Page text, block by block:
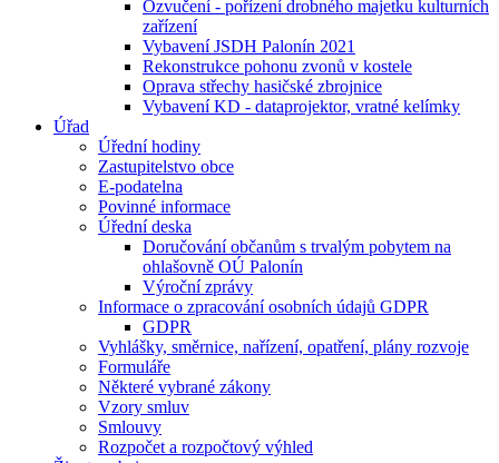
Ozvučení - pořízení drobného majetku kulturních
zařízení
Vybavení JSDH Palonín 2021
Rekonstrukce pohonu zvonů v kostele
Oprava střechy hasičské zbrojnice
Vybavení KD - dataprojektor, vratné kelímky
Úřad
Úřední hodiny
Zastupitelstvo obce
E-podatelna
Povinné informace
Úřední deska
Doručování občanům s trvalým pobytem na
ohlašovně OÚ Palonín
Výroční zprávy
Informace o zpracování osobních údajů GDPR
GDPR
Vyhlášky, směrnice, nařízení, opatření, plány rozvoje
Formuláře
Některé vybrané zákony
Vzory smluv
Smlouvy
Rozpočet a rozpočtový výhled